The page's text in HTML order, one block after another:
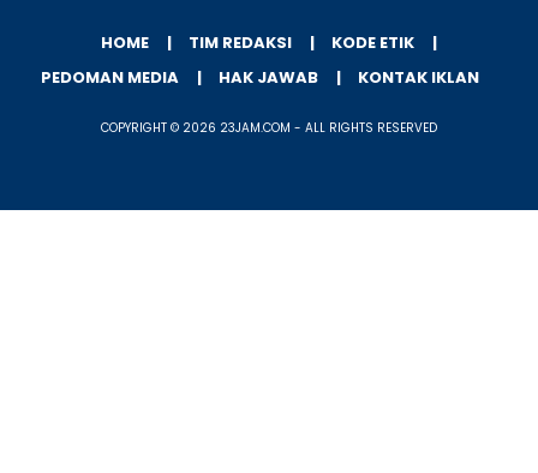
HOME TIM REDAKSI
KODE ETIK
PEDOMAN MEDIA
HAK JAWAB KONTAK IKLAN
COPYRIGHT © 2026 23JAM.COM - ALL RIGHTS RESERVED